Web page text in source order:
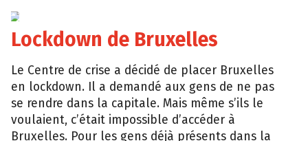
Lockdown de Bruxelles
Le Centre de crise a décidé de placer Bruxelles
en lockdown. Il a demandé aux gens de ne pas
se rendre dans la capitale. Mais même s’ils le
voulaient, c’était impossible d’accéder à
Bruxelles. Pour les gens déjà présents dans la